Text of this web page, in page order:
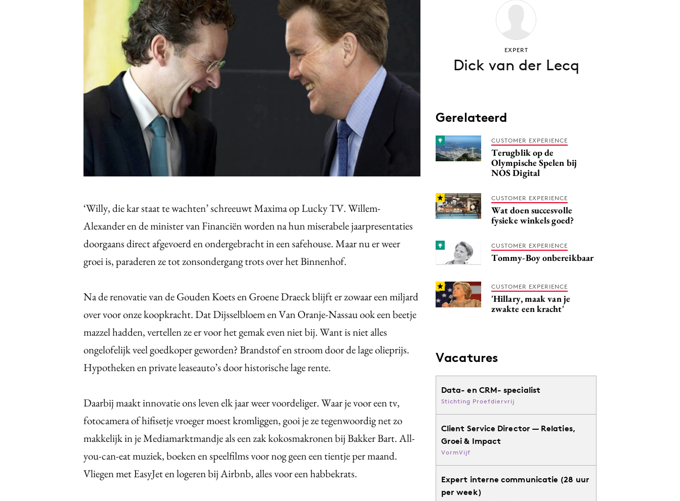
Gedragsverandering
Influencer marketing
Interne communicatie
Martech
Purpose Marketing
Reputatie & crisis
‘Willy, die kar staat te wachten’ schreeuwt Maxima op Lucky TV. Willem-
Alexander en de minister van Financiën worden na hun miserabele jaarpresentaties
doorgaans direct afgevoerd en ondergebracht in een safehouse. Maar nu er weer
groei is, paraderen ze tot zonsondergang trots over het Binnenhof.
Na de renovatie van de Gouden Koets en Groene Draeck blijft er zowaar een miljard
over voor onze koopkracht. Dat Dijsselbloem en Van Oranje-Nassau ook een beetje
mazzel hadden, vertellen ze er voor het gemak even niet bij. Want is niet alles
ongelofelijk veel goedkoper geworden? Brandstof en stroom door de lage olieprijs.
Hypotheken en private leaseauto’s door historische lage rente.
Daarbij maakt innovatie ons leven elk jaar weer voordeliger. Waar je voor een tv,
fotocamera of hifisetje vroeger moest kromliggen, gooi je ze tegenwoordig net zo
makkelijk in je Mediamarktmandje als een zak kokosmakronen bij Bakker Bart. All-
you-can-eat muziek, boeken en speelfilms voor nog geen een tientje per maand.
Vliegen met EasyJet en logeren bij Airbnb, alles voor een habbekrats.
EXPERT
Dick van der Lecq
Gerelateerd
CUSTOMER EXPERIENCE
Terugblik op de
Olympische Spelen bij
NOS Digital
CUSTOMER EXPERIENCE
Wat doen succesvolle
fysieke winkels goed?
CUSTOMER EXPERIENCE
Tommy-Boy onbereikbaar
CUSTOMER EXPERIENCE
'Hillary, maak van je
zwakte een kracht'
Vacatures
Data- en CRM- specialist
Stichting Proefdiervrij
Client Service Director — Relaties,
Groei & Impact
VormVijf
Expert interne communicatie (28 uur
per week)